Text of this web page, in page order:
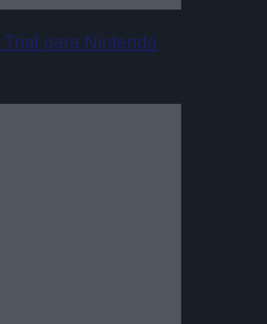
para Nintendo